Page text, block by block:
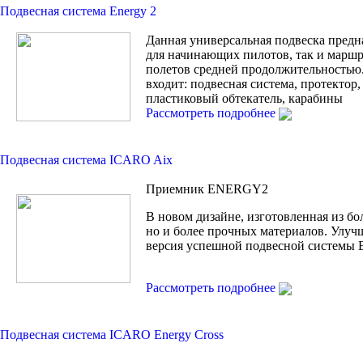
Подвесная система Energy 2
Данная универсальная подвеска
для начинающих пилотов, так и
полетов средней
входит: подвесная система,
пластиковый обтекатель, карабины
Рассмотреть подробнее
Подвесная система ICARO Aix
Приемник ENERGY2
В новом дизайне, изготовленная из
но и более прочных материалов.
версия успешной подвесной системы
Рассмотреть подробнее
Подвесная система ICARO Energy Cross